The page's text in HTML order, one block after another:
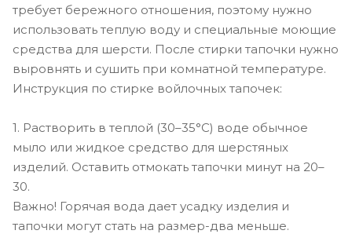
требует бережного отношения, поэтому нужно
использовать теплую воду и специальные моющие
средства для шерсти. После стирки тапочки нужно
выровнять и сушить при комнатной температуре.
Инструкция по стирке войлочных тапочек:
1. Растворить в теплой (30–35°С) воде обычное
мыло или жидкое средство для шерстяных
изделий. Оставить отмокать тапочки минут на 20–
30.
Важно! Горячая вода дает усадку изделия и
тапочки могут стать на размер-два меньше.